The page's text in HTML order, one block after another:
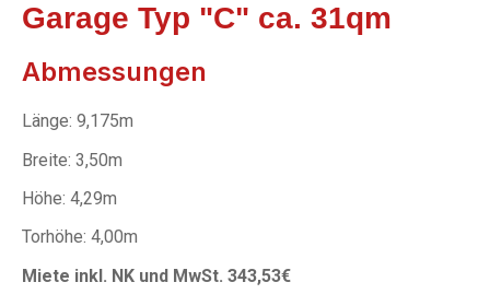
Garage Typ "C" ca. 31qm
Abmessungen
Länge: 9,175m
Breite: 3,50m
Höhe: 4,29m
Torhöhe: 4,00m
Miete inkl. NK und MwSt. 343,53€